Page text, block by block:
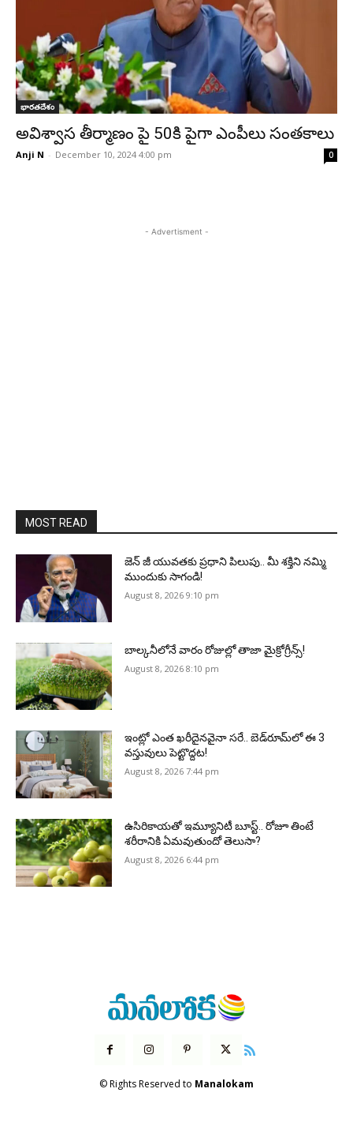
భారతదేశం
అవిశ్వాస తీర్మాణం పై 50కి పైగా ఎంపీలు సంతకాలు
Anji N - December 10, 2024 4:00 pm 0
- Advertisment -
MOST READ
జెన్‌ జీ యువతకు ప్రధాని పిలుపు.. మీ శక్తిని నమ్మి
ముందుకు సాగండి!
August 8, 2026 9:10 pm
బాల్కనీలోనే వారం రోజుల్లో తాజా మైక్రోగ్రీన్స్‌!
August 8, 2026 8:10 pm
ఇంట్లో ఎంత ఖరీదైనవైనా సరే.. బెడ్‌రూమ్‌లో ఈ 3
వస్తువులు పెట్టొద్దట!
August 8, 2026 7:44 pm
ఉసిరికాయతో ఇమ్యూనిటీ బూస్ట్‌.. రోజూ తింటే
శరీరానికి ఏమవుతుందో తెలుసా?
August 8, 2026 6:44 pm
© Rights Reserved to Manalokam